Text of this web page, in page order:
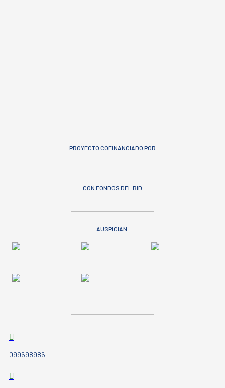
PROYECTO COFINANCIADO POR
CON FONDOS DEL BID
AUSPICIAN:
099698986